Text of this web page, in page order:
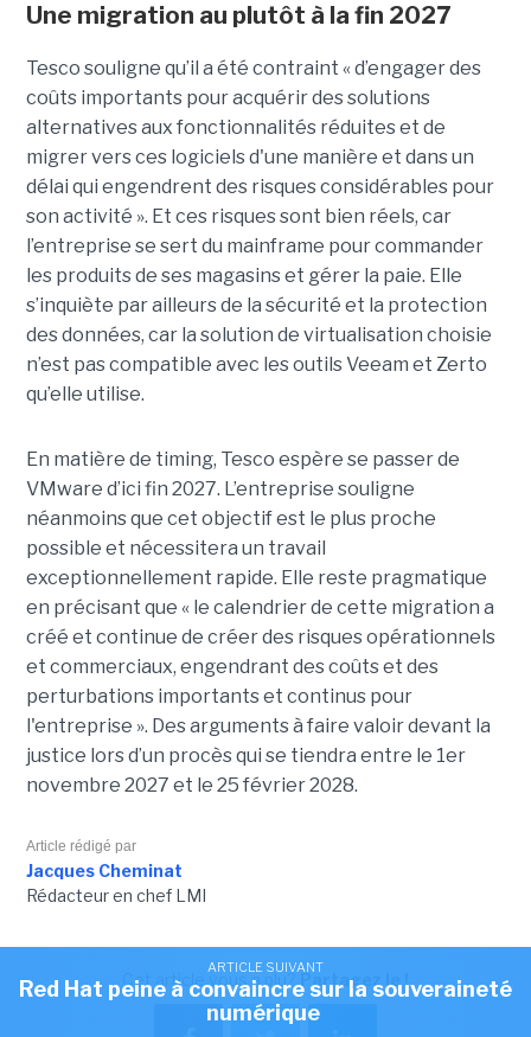
Une migration au plutôt à la fin 2027
Tesco souligne qu’il a été contraint « d’engager des
coûts importants pour acquérir des solutions
alternatives aux fonctionnalités réduites et de
migrer vers ces logiciels d'une manière et dans un
délai qui engendrent des risques considérables pour
son activité ». Et ces risques sont bien réels, car
l’entreprise se sert du mainframe pour commander
les produits de ses magasins et gérer la paie. Elle
s’inquiète par ailleurs de la sécurité et la protection
des données, car la solution de virtualisation choisie
n’est pas compatible avec les outils Veeam et Zerto
qu’elle utilise.
En matière de timing, Tesco espère se passer de
VMware d’ici fin 2027. L’entreprise souligne
néanmoins que cet objectif est le plus proche
possible et nécessitera un travail
exceptionnellement rapide. Elle reste pragmatique
en précisant que « le calendrier de cette migration a
créé et continue de créer des risques opérationnels
et commerciaux, engendrant des coûts et des
perturbations importants et continus pour
l'entreprise ». Des arguments à faire valoir devant la
justice lors d’un procès qui se tiendra entre le 1er
novembre 2027 et le 25 février 2028.
Article rédigé par
Jacques Cheminat
Rédacteur en chef LMI
Cet article vous a plu? Partagez le !
ARTICLE SUIVANT
Red Hat peine à convaincre sur la souveraineté
numérique